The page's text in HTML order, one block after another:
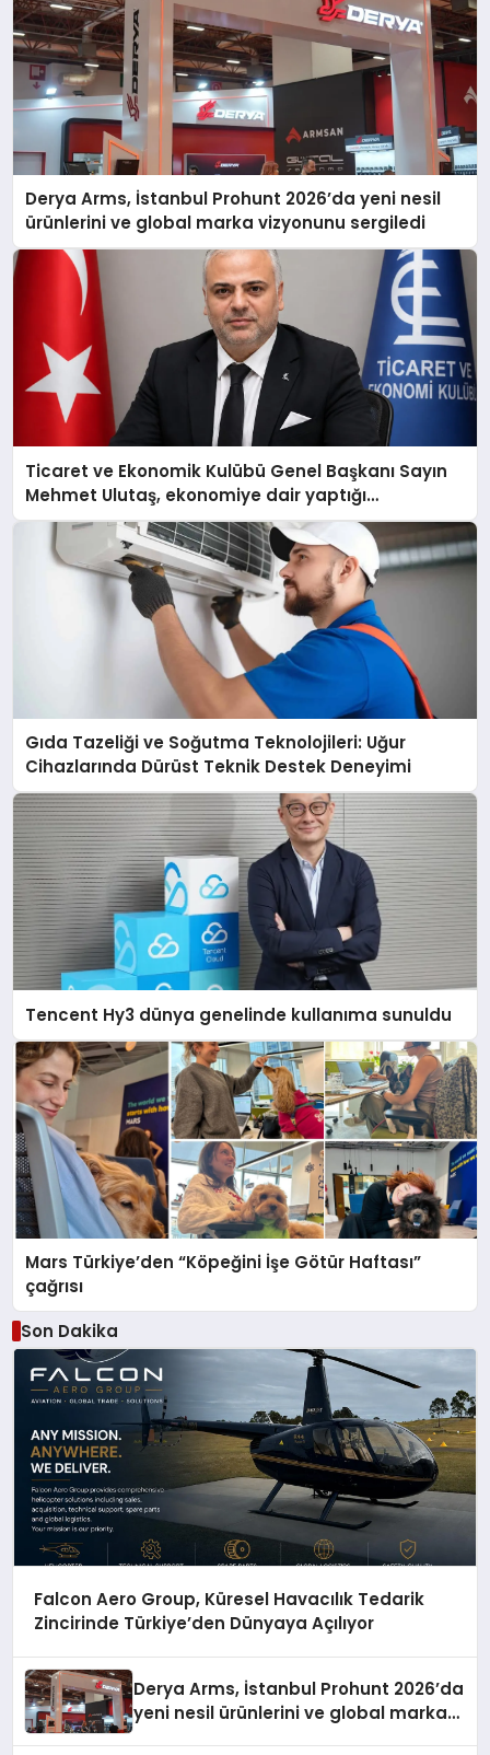
Derya Arms, İstanbul Prohunt 2026’da yeni nesil
ürünlerini ve global marka vizyonunu sergiledi
Ticaret ve Ekonomik Kulübü Genel Başkanı Sayın
Mehmet Ulutaş, ekonomiye dair yaptığı
açıklamada şunları kaydetti:
Gıda Tazeliği ve Soğutma Teknolojileri: Uğur
Cihazlarında Dürüst Teknik Destek Deneyimi
Tencent Hy3 dünya genelinde kullanıma sunuldu
Mars Türkiye’den “Köpeğini İşe Götür Haftası”
çağrısı
Son Dakika
Falcon Aero Group, Küresel Havacılık Tedarik
Zincirinde Türkiye’den Dünyaya Açılıyor
Derya Arms, İstanbul Prohunt 2026’da
yeni nesil ürünlerini ve global marka